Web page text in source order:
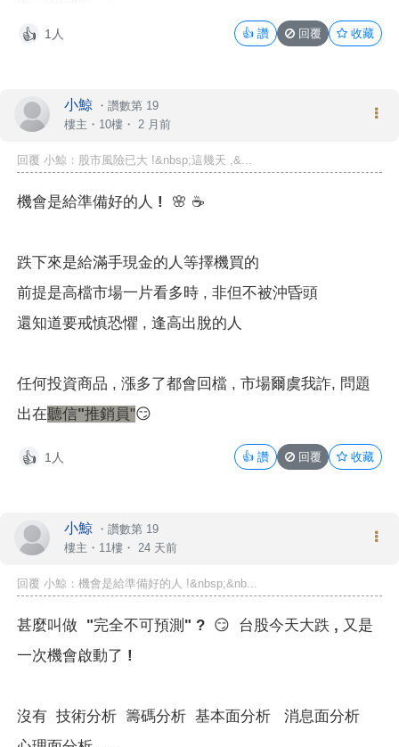
👍 1人 👍 讚 回覆 收藏
小鯨 ・ 讚數第 19
樓主 ・10樓・ 2 月前
回覆 小鯨：股市風險已大 !&nbsp;這幾天 ,&...
機會是給準備好的人 ! 🌸 ☕️
跌下來是給滿手現金的人等擇機買的
前提是高檔市場一片看多時 , 非但不被沖昏頭
還知道要戒慎恐懼 , 逢高出脫的人
任何投資商品 , 漲多了都會回檔 , 市場爾虞我詐, 問題
出在聽信"推銷員"😏
👍 1人 👍 讚 回覆 收藏
小鯨 ・ 讚數第 19
樓主 ・11樓・ 24 天前
回覆 小鯨：機會是給準備好的人 !&nbsp;&nb...
甚麼叫做 "完全不可預測" ? 😏 台股今天大跌 , 又是
一次機會啟動了 !
沒有 技術分析 籌碼分析 基本面分析 消息面分析